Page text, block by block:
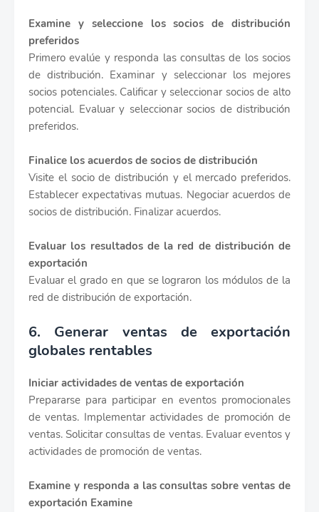
Examine y seleccione los socios de distribución
preferidos
Primero evalúe y responda las consultas de los socios
de distribución. Examinar y seleccionar los mejores
socios potenciales. Calificar y seleccionar socios de alto
potencial. Evaluar y seleccionar socios de distribución
preferidos.
Finalice los acuerdos de socios de distribución
Visite el socio de distribución y el mercado preferidos.
Establecer expectativas mutuas. Negociar acuerdos de
socios de distribución. Finalizar acuerdos.
Evaluar los resultados de la red de distribución de
exportación
Evaluar el grado en que se lograron los módulos de la
red de distribución de exportación.
6. Generar ventas de exportación
globales rentables
Iniciar actividades de ventas de exportación
Prepararse para participar en eventos promocionales
de ventas. Implementar actividades de promoción de
ventas. Solicitar consultas de ventas. Evaluar eventos y
actividades de promoción de ventas.
Examine y responda a las consultas sobre ventas de
exportación Examine